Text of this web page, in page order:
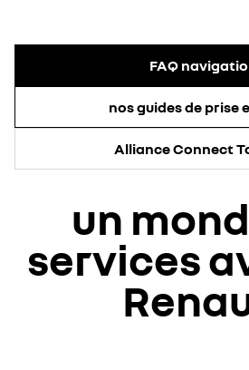
FAQ
nos guides de prise
Alliance Connect
un
services